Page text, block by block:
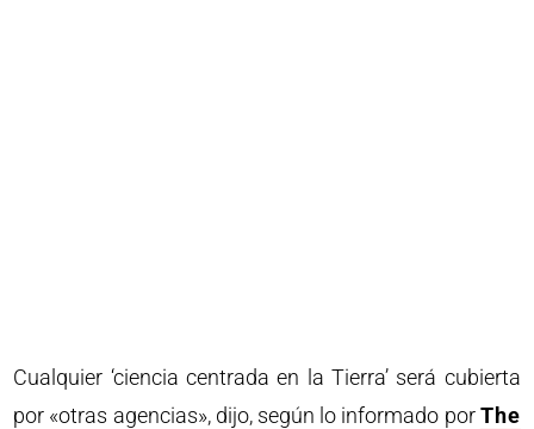
Cualquier ‘ciencia centrada en la Tierra’ será cubierta
por «otras agencias», dijo, según lo informado porThe